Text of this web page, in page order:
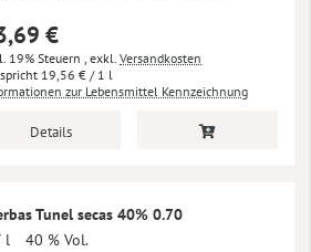
€
19% Steuern , exkl. Versandkosten
19,56 € / 1 l
zur Lebensmittel Kennzeichnung
Details
Tunel secas 40% 0.70
l
40 % Vol.